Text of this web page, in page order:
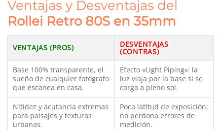
Ventajas y Desventajas del
Rollei Retro 80S en 35mm
VENTAJAS (PROS) DESVENTAJAS
(CONTRAS)
Base 100% transparente, el
sueño de cualquier fotógrafo
que escanea en casa.
Efecto «Light Piping»: la
luz viaja por la base si se
carga a pleno sol.
Nitidez y acutancia extremas
para paisajes y texturas
urbanas.
Poca latitud de exposición;
no perdona errores de
medición.